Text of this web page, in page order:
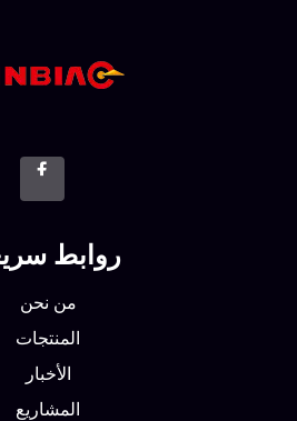
روابط سريعة
من نحن
المنتجات
الأخبار
المشاريع